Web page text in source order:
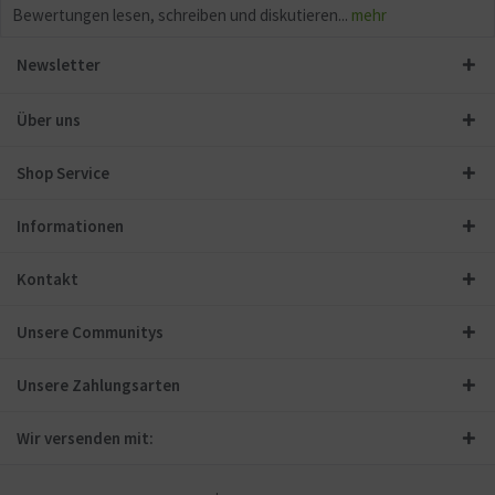
Bewertungen lesen, schreiben und diskutieren... mehr
Newsletter
Über uns
Shop Service
Informationen
Kontakt
Unsere Communitys
Unsere Zahlungsarten
Wir versenden mit: